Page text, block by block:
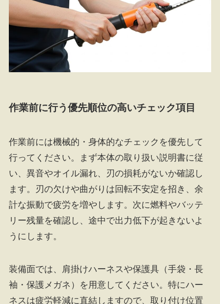
作業前に行う優先順位の高いチェック項目
作業前には機械的・身体的なチェックを優先して
行ってください。まず本体の取り扱い説明書に従
い、異音やオイル漏れ、刃の損耗がないか確認し
ます。刃の欠けや曲がりは回転不安定を招き、余
計な振動で疲労を増やします。次に燃料やバッテ
リー残量を確認し、途中で出力低下が起きないよ
うにします。
装備面では、肩掛けハーネスや保護具（手袋・長
袖・保護メガネ）を用意してください。特にハー
ネスは疲労軽減に直結しますので、取り付け位置